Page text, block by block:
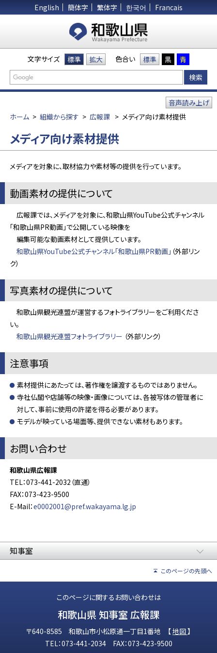
English 簡体字 繁体字 한국어 Francais
文字サイズ 標準 拡大 色合い 標準 黒 青
ホーム > 組織から探す > 広報課 > メディア向け素材提供
音声読み上げ
メディア向け素材提供
メディアを対象に、取材協力や素材等の提供を行っています。
動画素材の提供について
広報課では、メディアを対象に、和歌山県YouTube公式チャンネル
「和歌山県PR動画」で公開している映像を
編集可能な動画素材として提供しています。
和歌山県YouTube公式チャンネル「和歌山県PR動画」 （外部リン
ク）
写真素材の提供について
和歌山県観光連盟が運営するフォトライブラリーをご利用くださ
い。
和歌山県観光連盟フォトライブラリー （外部リンク）
注意事項
素材提供にあたっては、著作権を譲渡するものではありません。
寺社仏閣や店舗等の映像・画像については、各被写体の管理者に
対して、事前に使用の許諾を得る必要があります。
モデルが映っている場面等、提供できない素材もあります。
お問い合わせ
和歌山県広報課
TEL：073-441-2032（直通）
FAX：073-423-9500
E-Mail：e0002001@pref.wakayama.lg.jp
知事室
このページの先頭へ
このページに関するお問い合わせは
和歌山県 知事室 広報課
〒640-8585 和歌山市小松原通一丁目1番地 【地図】
TEL：073-441-2034 FAX：073-423-9500